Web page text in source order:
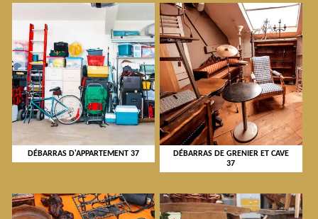
DÉBARRAS D'APPARTEMENT 37
DÉBARRAS DE GRENIER ET CAVE
37